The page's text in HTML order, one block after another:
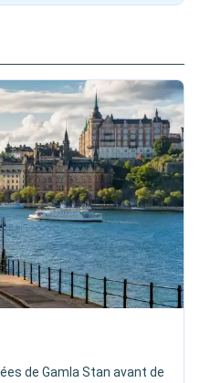
de Gamla Stan avant de